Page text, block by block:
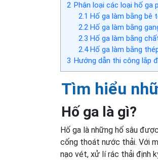
2 Phân loại các loại hố ga
2.1 Hố ga làm bằng bê
2.2Hố ga làm bằng
2.3 Hố ga làm bằng
2.4Hố ga làm bằng
3 Hướng dẫn thi công lắp
Tìm hiểu
Hố ga là gì?
Hố ga là những hố sâu
cống thoát nước thải. Với
nạo vét, xử lí rác thải định